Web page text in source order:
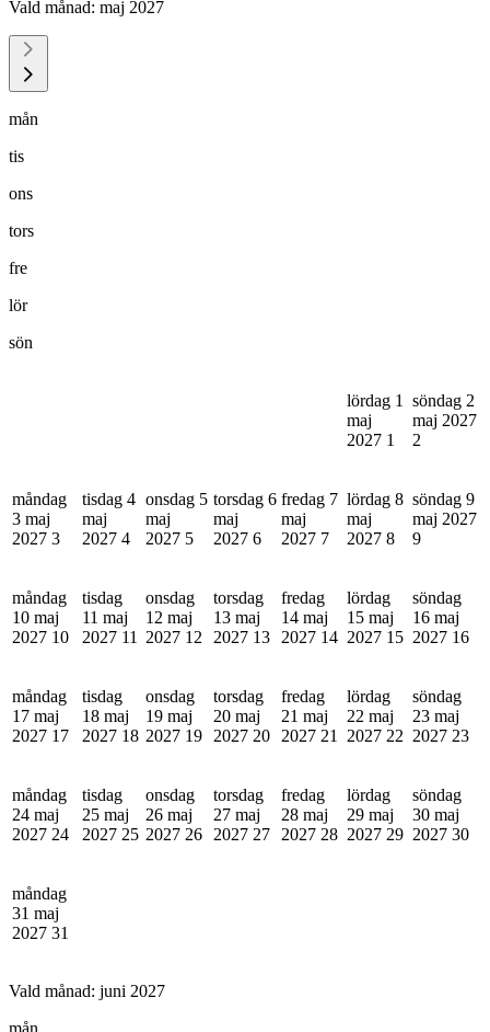
Vald månad: maj 2027
mån
tis
ons
tors
fre
lör
sön
lördag 1
maj
2027 1
söndag 2
maj 2027
2
måndag
3 maj
2027 3
tisdag 4
maj
2027 4
onsdag 5
maj
2027 5
torsdag 6
maj
2027 6
fredag 7
maj
2027 7
lördag 8
maj
2027 8
söndag 9
maj 2027
9
måndag
10 maj
2027 10
tisdag
11 maj
2027 11
onsdag
12 maj
2027 12
torsdag
13 maj
2027 13
fredag
14 maj
2027 14
lördag
15 maj
2027 15
söndag
16 maj
2027 16
måndag
17 maj
2027 17
tisdag
18 maj
2027 18
onsdag
19 maj
2027 19
torsdag
20 maj
2027 20
fredag
21 maj
2027 21
lördag
22 maj
2027 22
söndag
23 maj
2027 23
måndag
24 maj
2027 24
tisdag
25 maj
2027 25
onsdag
26 maj
2027 26
torsdag
27 maj
2027 27
fredag
28 maj
2027 28
lördag
29 maj
2027 29
söndag
30 maj
2027 30
måndag
31 maj
2027 31
Vald månad: juni 2027
mån